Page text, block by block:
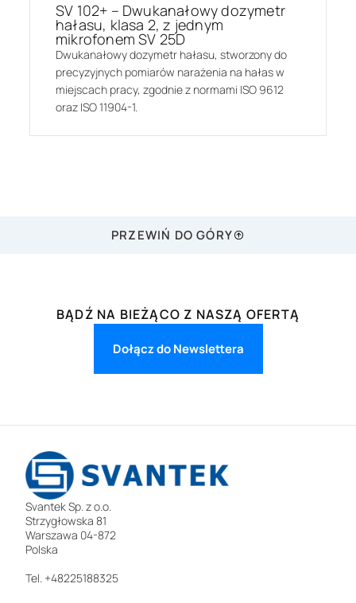
SV 102+ – Dwukanałowy dozymetr
hałasu, klasa 2, z jednym
mikrofonem SV 25D
Dwukanałowy dozymetr hałasu, stworzony do
precyzyjnych pomiarów narażenia na hałas w
miejscach pracy, zgodnie z normami ISO 9612
oraz ISO 11904-1.
PRZEWIŃ DO GÓRY
BĄDŹ NA BIEŻĄCO Z NASZĄ OFERTĄ
Dołącz do Newslettera
Svantek Sp. z o.o.
Strzygłowska 81
Warszawa 04-872
Polska
Tel. +48225188325